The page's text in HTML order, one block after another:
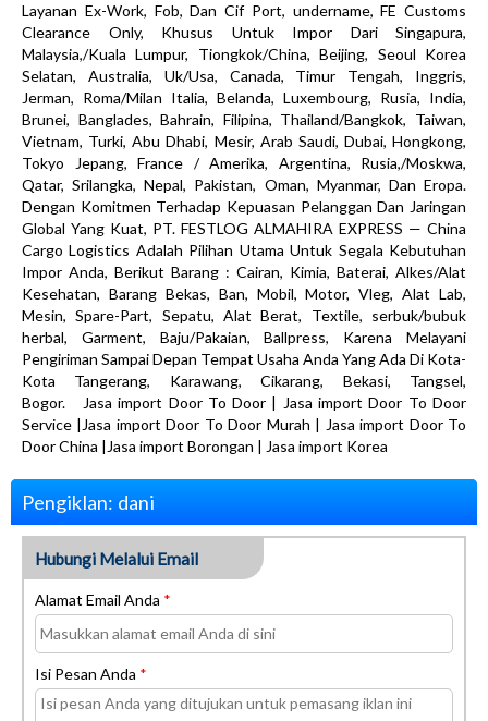
Layanan Ex-Work, Fob, Dan Cif Port, undername, FE Customs
Clearance Only, Khusus Untuk Impor Dari Singapura,
Malaysia,/Kuala Lumpur, Tiongkok/China, Beijing, Seoul Korea
Selatan, Australia, Uk/Usa, Canada, Timur Tengah, Inggris,
Jerman, Roma/Milan Italia, Belanda, Luxembourg, Rusia, India,
Brunei, Banglades, Bahrain, Filipina, Thailand/Bangkok, Taiwan,
Vietnam, Turki, Abu Dhabi, Mesir, Arab Saudi, Dubai, Hongkong,
Tokyo Jepang, France / Amerika, Argentina, Rusia,/Moskwa,
Qatar, Srilangka, Nepal, Pakistan, Oman, Myanmar, Dan Eropa.
Dengan Komitmen Terhadap Kepuasan Pelanggan Dan Jaringan
Global Yang Kuat, PT. FESTLOG ALMAHIRA EXPRESS — China
Cargo Logistics Adalah Pilihan Utama Untuk Segala Kebutuhan
Impor Anda, Berikut Barang : Cairan, Kimia, Baterai, Alkes/Alat
Kesehatan, Barang Bekas, Ban, Mobil, Motor, Vleg, Alat Lab,
Mesin, Spare-Part, Sepatu, Alat Berat, Textile, serbuk/bubuk
herbal, Garment, Baju/Pakaian, Ballpress, Karena Melayani
Pengiriman Sampai Depan Tempat Usaha Anda Yang Ada Di Kota-
Kota Tangerang, Karawang, Cikarang, Bekasi, Tangsel,
Bogor. Jasa import Door To Door | Jasa import Door To Door
Service |Jasa import Door To Door Murah | Jasa import Door To
Door China |Jasa import Borongan | Jasa import Korea
Pengiklan: dani
Hubungi Melalui Email
Alamat Email Anda *
Isi Pesan Anda *